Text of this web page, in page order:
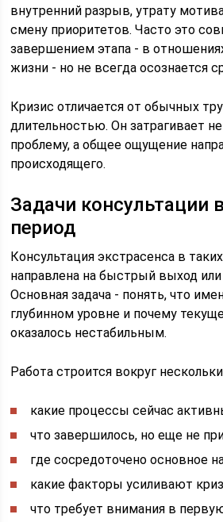
внутренний разрыв, утрату
смену приоритетов. Часто это
завершением этапа - в
жизни - но не всегда осознается
Кризис отличается от обычных
длительностью. Он затрагивает
проблему, а общее ощущение
происходящего.
Задачи консультации
период
Консультация экстрасенса в
направлена на быстрый выход
Основная задача - понять, что
глубинном уровне и почему
оказалось нестабильным.
Работа строится вокруг
какие процессы сейчас
что завершилось, но еще не
где сосредоточено основное
какие факторы усиливают
что требует внимания в